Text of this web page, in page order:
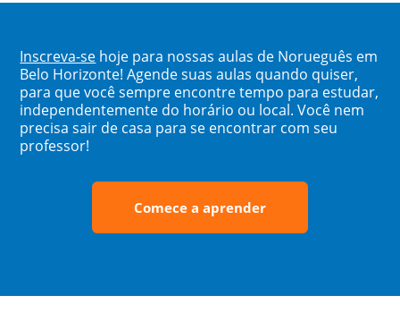
Inscreva-se hoje para nossas aulas de Norueguês em
Belo Horizonte! Agende suas aulas quando quiser,
para que você sempre encontre tempo para estudar,
independentemente do horário ou local. Você nem
precisa sair de casa para se encontrar com seu
professor!
Comece a aprender